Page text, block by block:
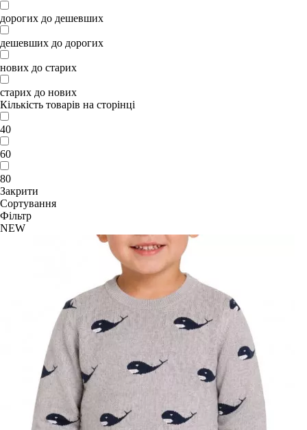
дорогих до дешевших
дешевших до дорогих
нових до старих
старих до нових
Кількість товарів на сторінці
40
60
80
Закрити
Сортування
Фільтр
NEW